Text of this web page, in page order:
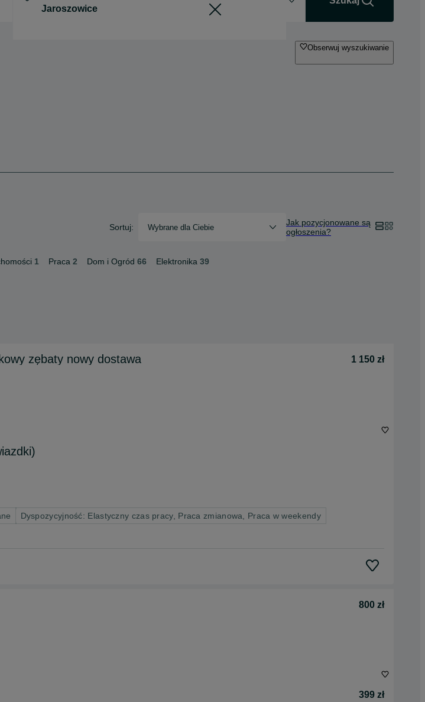
Obserwuj wyszukiwanie
Sortuj: Wybrane dla Ciebie
Jak pozycjonowane są
ogłoszenia?
1 Praca 2 Dom i Ogród 66 Elektronika 39
zębaty nowy dostawa 1 150 zł
Dyspozycyjność: Elastyczny czas pracy, Praca zmianowa, Praca w weekendy
800 zł
399 zł